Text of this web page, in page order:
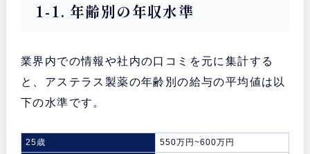
1-1. 年齢別の年収水準
業界内での情報や社内の口コミを元に集計する
と、アステラス製薬の年齢別の給与の平均値は以
下の水準です。
25歳
550万円~600万円